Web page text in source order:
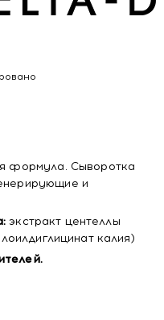
формула. Сыворотка
и
экстракт центеллы
калия)